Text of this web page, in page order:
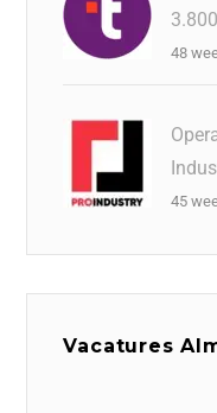
48
45
Vacatures